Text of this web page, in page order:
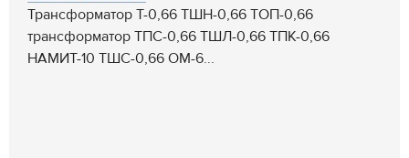
Трансформатор Т-0,66 ТШН-0,66 ТОП-0,66
трансформатор ТПС-0,66 ТШЛ-0,66 ТПК-0,66
НАМИТ-10 ТШС-0,66 ОМ-6...